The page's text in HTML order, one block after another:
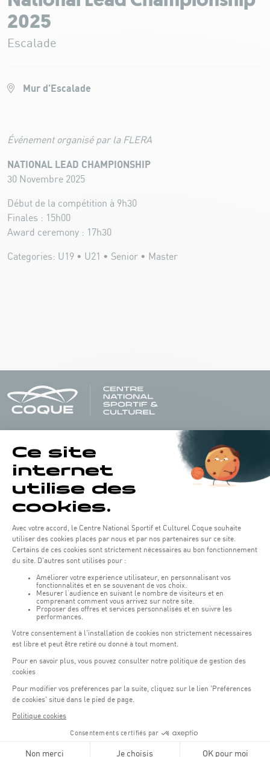
2025
Escalade
Mur d'Escalade
Événement organisé par la FLERA
NATIONAL LEAD CHAMPIONSHIP
30 Novembre 2025
Début de la compétition à 9h30
Finales : 15h00
Award ceremony : 17h30
Categories: U19 • U21 • Senior • Master
Horaires d'ouverture du batiment de la Coque :
Weekend : 07h30 - 19h00
Accès :
COQUE • 2 rue Léon Hengen, Luxembourg (L-1745)
Transport en commun: Arrêt Tram "Coque"
(1)Parking Coque
clients Coque
(hors manifestations)